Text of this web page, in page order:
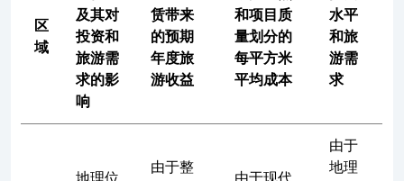
区
域
及其对
投资和
旅游需
求的影
响
赁带来
的预期
年度旅
游收益
和项目质
量划分的
每平方米
平均成本
水平
和旅
游需
求
由于整
由于
地理